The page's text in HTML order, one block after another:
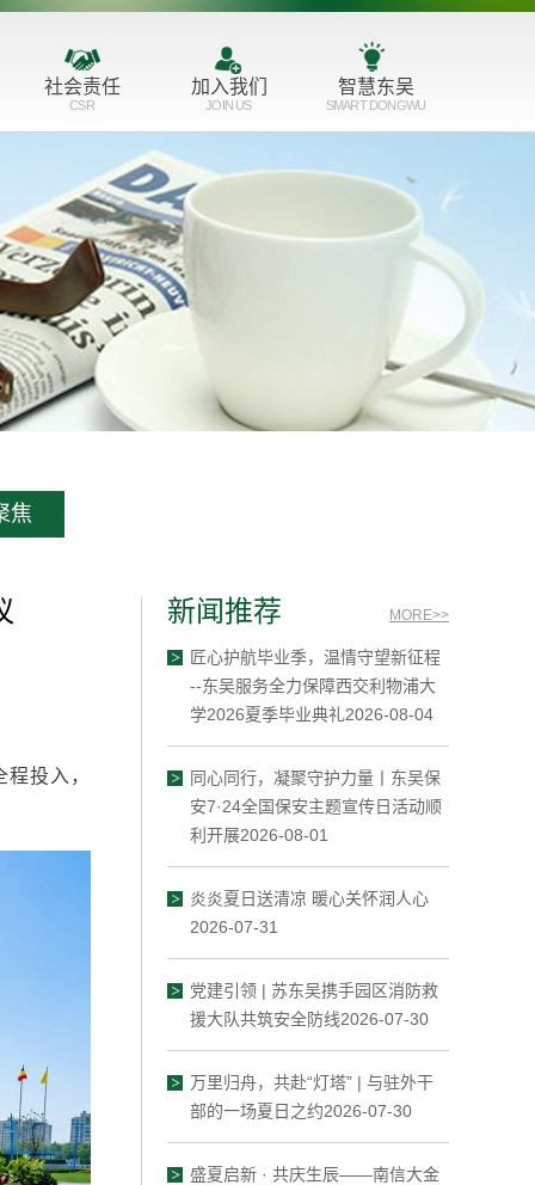
社会责任
CSR
公益支持
志愿服务
加入我们
JOIN US
培训成长
招聘职位
智慧东吴
SMART DONGWU
焦
投入，
新闻推荐 MORE>>
匠心护航毕业季，温情守望新征程
--东吴服务全力保障西交利物浦大
学2026夏季毕业典礼2026-08-04
同心同行，凝聚守护力量丨东吴保
安7·24全国保安主题宣传日活动顺
利开展2026-08-01
炎炎夏日送清凉 暖心关怀润人心
2026-07-31
党建引领 | 苏东吴携手园区消防救
援大队共筑安全防线2026-07-30
万里归舟，共赴“灯塔” | 与驻外干
部的一场夏日之约2026-07-30
盛夏启新 · 共庆生辰——南信大金